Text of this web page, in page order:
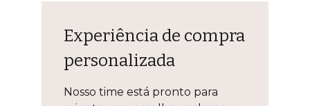
Experiência de compra
personalizada
Nosso time está pronto para